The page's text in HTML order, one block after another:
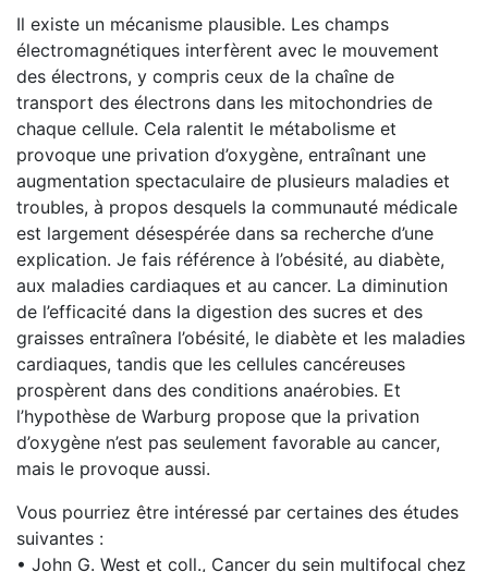
Il existe un mécanisme plausible. Les champs
électromagnétiques interfèrent avec le mouvement
des électrons, y compris ceux de la chaîne de
transport des électrons dans les mitochondries de
chaque cellule. Cela ralentit le métabolisme et
provoque une privation d’oxygène, entraînant une
augmentation spectaculaire de plusieurs maladies et
troubles, à propos desquels la communauté médicale
est largement désespérée dans sa recherche d’une
explication. Je fais référence à l’obésité, au diabète,
aux maladies cardiaques et au cancer. La diminution
de l’efficacité dans la digestion des sucres et des
graisses entraînera l’obésité, le diabète et les maladies
cardiaques, tandis que les cellules cancéreuses
prospèrent dans des conditions anaérobies. Et
l’hypothèse de Warburg propose que la privation
d’oxygène n’est pas seulement favorable au cancer,
mais le provoque aussi.
Vous pourriez être intéressé par certaines des études
suivantes :
• John G. West et coll., Cancer du sein multifocal chez